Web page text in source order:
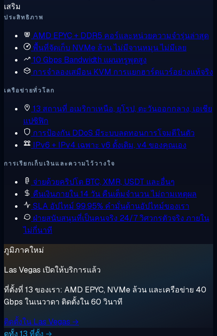
เสริม
ประสิทธิภาพ
AMD EPYC + DDR5 คอร์และหน่วยความจำรุ่นล่าสุด
พื้นที่จัดเก็บ NVMe ล้วนไม่มีจานหมุน ไม่มีเลย
10 Gbps Bandwidth แผนทรูพุตสูง
การจำลองเสมือน KVM การแยกฮาร์ดแวร์อย่างแท้จริง
เครือข่ายทั่วโลก
13 สถานที่ อเมริกาเหนือ, ยุโรป, ตะวันออกกลาง, เอเชีย
แปซิฟิก
การป้องกัน DDoS มีระบบลดทอนการโจมตีในตัว
IPv6 + IPv4 เฉพาะ v6 ดั้งเดิม, v4 ของคุณเอง
การเรียกเก็บเงินและความไว้วางใจ
จ่ายด้วยคริปโต BTC, XMR, USDT และอื่นๆ
คืนเงินภายใน 14 วัน คืนเต็มจำนวน ไม่ถามเหตุผล
SLA อัปไทม์ 99.95% คำมั่นด้านอัปไทม์ของเรา
ฝ่ายสนับสนุนที่เป็นคนจริง 24/7วิศวกรตัวจริง ภายใน
ไม่กี่นาที
ภูมิภาคใหม่
Las Vegas เปิดให้บริการแล้ว
ที่ตั้งที่ 13 ของเรา: AMD EPYC, NVMe ล้วน และเครือข่าย 40
Gbps ในเนวาดา ติดตั้งใน 60 วินาที
ติดตั้งใน Las Vegas →
ดูทั้ง 13 ที่ตั้ง →